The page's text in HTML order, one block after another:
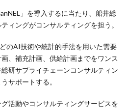
」を導入するに当たり、船井総
ィングがコンサルティングを担う。
のAI技術や統計的手法を用いた需要
、補充計画、供給計画までをワンス
研サプライチェーンコンサルティン
サポートする。
活動やコンサルティングサービスを